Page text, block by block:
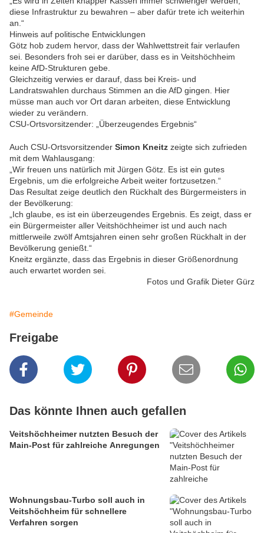
diese Infrastruktur zu bewahren – aber dafür trete ich weiterhin
an.“
Hinweis auf politische Entwicklungen
Götz hob zudem hervor, dass der Wahlwettstreit fair verlaufen
sei. Besonders froh sei er darüber, dass es in Veitshöchheim
keine AfD-Strukturen gebe.
Gleichzeitig verwies er darauf, dass bei Kreis- und
Landratswahlen durchaus Stimmen an die AfD gingen. Hier
müsse man auch vor Ort daran arbeiten, diese Entwicklung
wieder zu verändern.
CSU-Ortsvorsitzender: „Überzeugendes Ergebnis“
Auch CSU-Ortsvorsitzender Simon Kneitz zeigte sich zufrieden
mit dem Wahlausgang:
„Wir freuen uns natürlich mit Jürgen Götz. Es ist ein gutes
Ergebnis, um die erfolgreiche Arbeit weiter fortzusetzen.“
Das Resultat zeige deutlich den Rückhalt des Bürgermeisters in
der Bevölkerung:
„Ich glaube, es ist ein überzeugendes Ergebnis. Es zeigt, dass er
ein Bürgermeister aller Veitshöchheimer ist und auch nach
mittlerweile zwölf Amtsjahren einen sehr großen Rückhalt in der
Bevölkerung genießt.“
Kneitz ergänzte, dass das Ergebnis in dieser Größenordnung
auch erwartet worden sei.
Fotos und Grafik Dieter Gürz
#Gemeinde
Freigabe
Das könnte Ihnen auch gefallen
Veitshöchheimer nutzten Besuch der
Main-Post für zahlreiche Anregungen
Wohnungsbau-Turbo soll auch in
Veitshöchheim für schnellere
Verfahren sorgen